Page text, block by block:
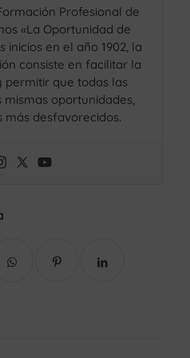
Profesional de
«La Oportunidad de
inicios en el año 1902, la
consiste en facilitar la
permitir que todas las
oportunidades,
más desfavorecidos.